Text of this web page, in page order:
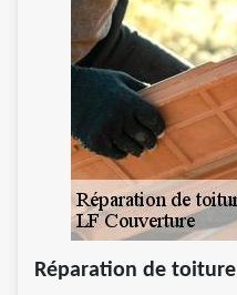
Réparation de toiture